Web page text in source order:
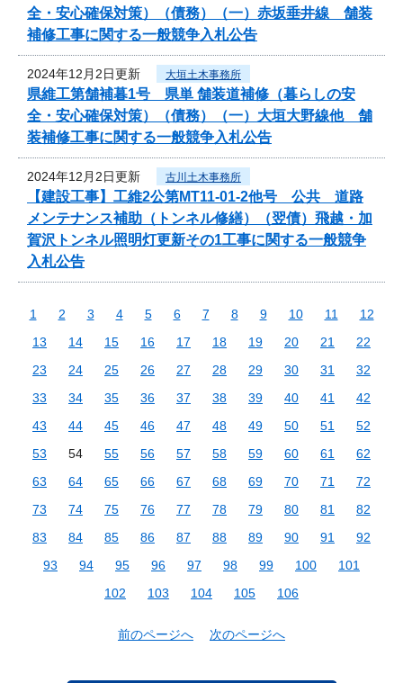
全・安心確保対策）（債務）（一）赤坂垂井線 舗装
補修工事に関する一般競争入札公告
2024年12月2日更新 大垣土木事務所
県維工第舗補暮1号 県単 舗装道補修（暮らしの安
全・安心確保対策）（債務）（一）大垣大野線他 舗
装補修工事に関する一般競争入札公告
2024年12月2日更新 古川土木事務所
【建設工事】工維2公第MT11-01-2他号 公共 道路
メンテナンス補助（トンネル修繕）（翌債）飛越・加
賀沢トンネル照明灯更新その1工事に関する一般競争
入札公告
1 2 3 4 5 6 7 8 9 10 11
12
13
14 15 16 17 18 19 20 21
22
23
24 25 26 27 28 29 30 31
32
33
34 35 36 37 38 39 40 41
42
43
44 45 46 47 48 49 50 51
52
53
54 55 56 57 58 59 60 61
62
63
64 65 66 67 68 69 70 71
72
73
74 75 76 77 78 79 80 81
82
83
84 85 86 87 88 89 90 91
92
93
94 95 96 97 98 99 100
101
102
103 104 105 106
前のページへ 次のページへ